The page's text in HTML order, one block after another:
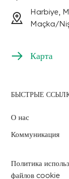
Harbiye,
Maçka/
Карта
БЫСТРЫЕ
О нас
Коммуникация
Политика
файлов cookie